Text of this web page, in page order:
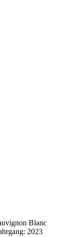
Blanc
2023